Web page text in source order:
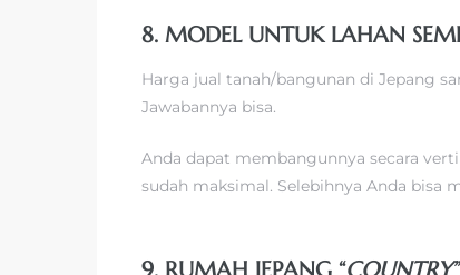
8. MODEL UNTUK LAHAN
Harga jual tanah/bangunan di Jepang
Jawabannya bisa.
Anda dapat membangunnya secara
sudah maksimal. Selebihnya Anda bisa